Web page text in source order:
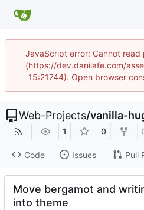
JavaScript error: Cannot
(https://dev.danilafe.com/
15:21744). Open browser
Web-Projects/vanilla-
1 0
Code Issues Pull
Move bergamot and
into theme